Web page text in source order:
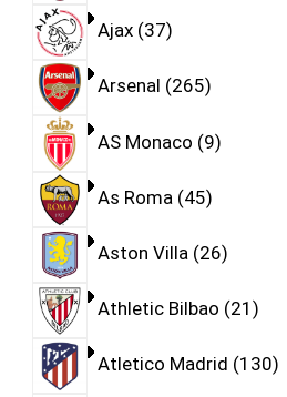
Ajax 37
Arsenal 265
AS Monaco 9
As Roma 45
Aston Villa 26
Athletic Bilbao 21
Atletico Madrid 130